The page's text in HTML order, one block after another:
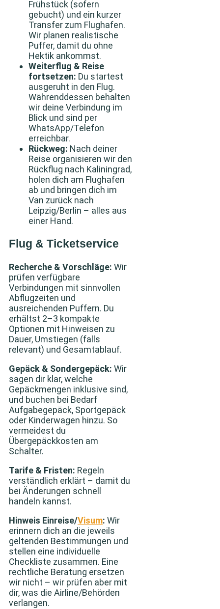
Frühstück (sofern
gebucht) und ein kurzer
Transfer zum Flughafen.
Wir planen realistische
Puffer, damit du ohne
Hektik ankommst.
Weiterflug & Reise
fortsetzen: Du startest
ausgeruht in den Flug.
Währenddessen behalten
wir deine Verbindung im
Blick und sind per
WhatsApp/Telefon
erreichbar.
Rückweg: Nach deiner
Reise organisieren wir den
Rückflug nach Kaliningrad,
holen dich am Flughafen
ab und bringen dich im
Van zurück nach
Leipzig/Berlin – alles aus
einer Hand.
Flug & Ticketservice
Recherche & Vorschläge: Wir
prüfen verfügbare
Verbindungen mit sinnvollen
Abflugzeiten und
ausreichenden Puffern. Du
erhältst 2–3 kompakte
Optionen mit Hinweisen zu
Dauer, Umstiegen (falls
relevant) und Gesamtablauf.
Gepäck & Sondergepäck: Wir
sagen dir klar, welche
Gepäckmengen inklusive sind,
und buchen bei Bedarf
Aufgabegepäck, Sportgepäck
oder Kinderwagen hinzu. So
vermeidest du
Übergepäckkosten am
Schalter.
Tarife & Fristen: Regeln
verständlich erklärt – damit du
bei Änderungen schnell
handeln kannst.
Hinweis Einreise/Visum: Wir
erinnern dich an die jeweils
geltenden Bestimmungen und
stellen eine individuelle
Checkliste zusammen. Eine
rechtliche Beratung ersetzen
wir nicht – wir prüfen aber mit
dir, was die Airline/Behörden
verlangen.